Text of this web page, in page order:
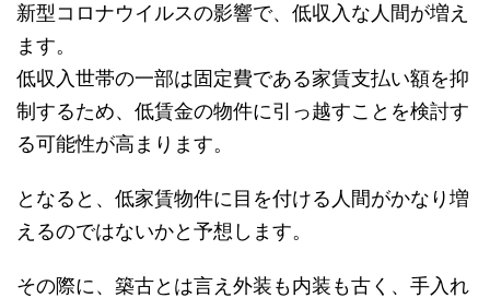
新型コロナウイルスの影響で、低収入な人間が増え
ます。
低収入世帯の一部は固定費である家賃支払い額を抑
制するため、低賃金の物件に引っ越すことを検討す
る可能性が高まります。
となると、低家賃物件に目を付ける人間がかなり増
えるのではないかと予想します。
その際に、築古とは言え外装も内装も古く、手入れ